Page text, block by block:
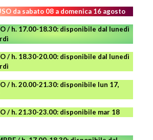
da sabato 08 a domenica 16 agosto
/ h. 17.00-18.30: disponibile dal lunedì
/ h. 18.30-20.00: disponibile dal lunedì
/ h. 20.00-21.30: disponibile lun 17,
/ h. 21.30-23.00: disponibile mar 18